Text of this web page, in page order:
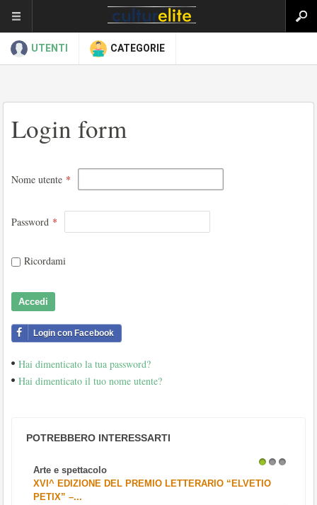
UTENTI CATEGORIE
Login form
Nome utente *
Password *
Ricordami
Accedi
Login con Facebook
Hai dimenticato la tua password?
Hai dimenticato il tuo nome utente?
POTREBBERO INTERESSARTI
Arte e spettacolo
XVI^ EDIZIONE DEL PREMIO LETTERARIO “ELVETIO
PETIX” –...